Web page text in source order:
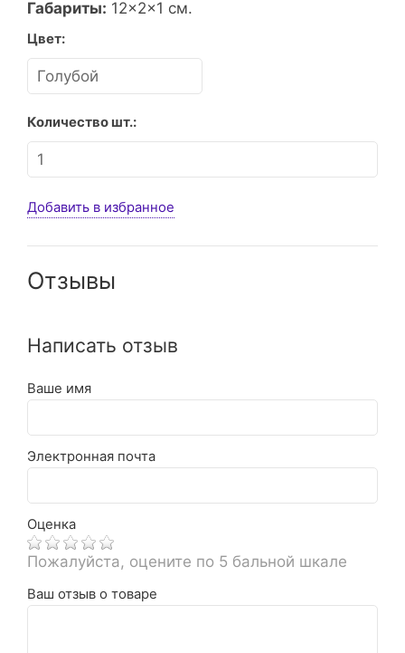
Габариты: 12×2×1 см.
Цвет:
Количество шт.:
Добавить в избранное
Отзывы
Написать отзыв
Ваше имя
Электронная почта
Оценка
Пожалуйста, оцените по 5 бальной шкале
Ваш отзыв о товаре